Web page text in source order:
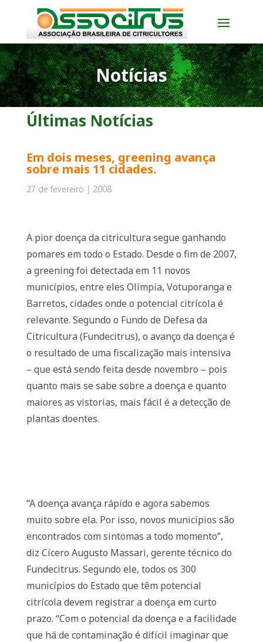
Notícias
Últimas Notícias
Em dois meses, greening avança
sobre mais 11 cidades.
27 de fevereiro | 2008
A pior doença da citricultura segue ganhando
pomares em todo o Estado. Desde o fim de 2007,
a greening foi detectada em 11 novos
municípios, entre eles Olímpia, Votuporanga e
Barretos, cidades onde o potencial citrícola é
relevante. Segundo o Fundo de Defesa da
Citricultura (Fundecitrus), o avanço da doença é
o resultado de uma fiscalização mais intensiva
– que está sendo feita desde novembro – pois
quanto mais se sabe sobre a doença e quanto
maiores as vistorias, mais fácil é a detecção de
plantas doentes.
“A doença avança rápido e agora sabemos
muito sobre ela. Por isso, novos municípios são
encontrados com sintomas a todo momento”,
diz Cícero Augusto Massari, gerente técnico do
Fundecitrus. Segundo ele, todos os 300
municípios do Estado que têm potencial
citrícola devem registrar a doença em curto
prazo. “Com o potencial da doença e a facilidade
que há de contaminação é difícil imaginar que